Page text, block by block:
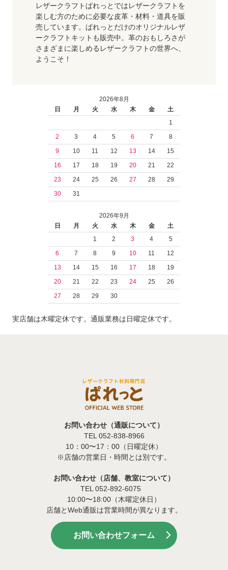
レザークラフトぱれっとではレザークラフトを
楽しむ方のために必要な皮革・材料・道具を販
売しています。ぱれっとだけのオリジナルレザ
ークラフトキットも販売中。革のおもしろさが
さまざまに楽しめるレザークラフトの世界へ、
ようこそ！
2026年8月
日
月 火 水 木 金
土
1
2
3 4 5 6 7
8
9
10 11 12 13 14
15
16
17 18 19 20 21
22
23
24 25 26 27 28
29
30
31
2026年9月
日
月 火 水 木 金
土
1
2 3 4
5
6
7 8 9 10 11
12
13
14 15 16 17 18
19
20
21 22 23 24 25
26
27
28 29 30
実店舗は木曜定休です。通販業務は日曜定休です。
お問い合わせ（通販について）
TEL 052-838-8966
10：00〜17：00（日曜定休）
※店舗の営業日・時間とは別です。
お問い合わせ（店舗、教室について）
TEL 052-892-6075
10:00〜18:00（木曜定休日）
店舗とWeb通販は営業時間が異なります。
お問い合わせフォーム